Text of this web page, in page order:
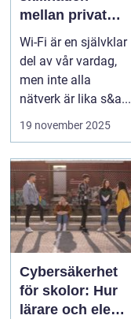
mellan privat
och offentlig Wi-
Fi-säkerhet?
Wi-Fi är en självklar
del av vår vardag,
men inte alla
nätverk är lika s&a...
19 november 2025
Cybersäkerhet
för skolor: Hur
lärare och elever